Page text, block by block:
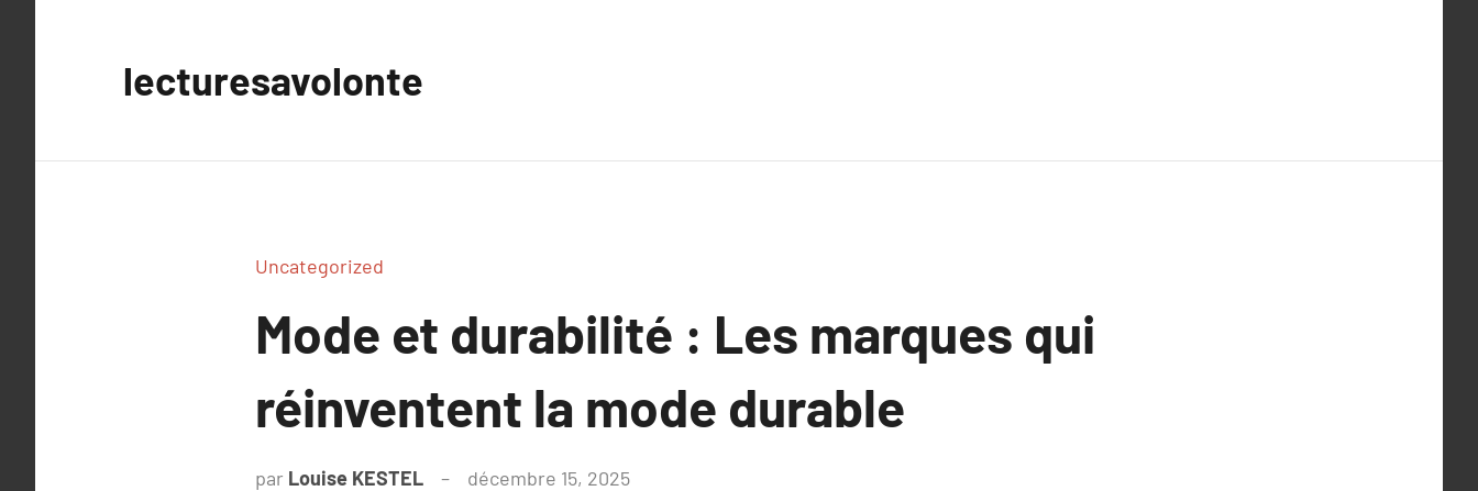
lecturesavolonte
Uncategorized
Mode et durabilité : Les marques qui
réinventent la mode durable
par Louise KESTEL décembre 15, 2025